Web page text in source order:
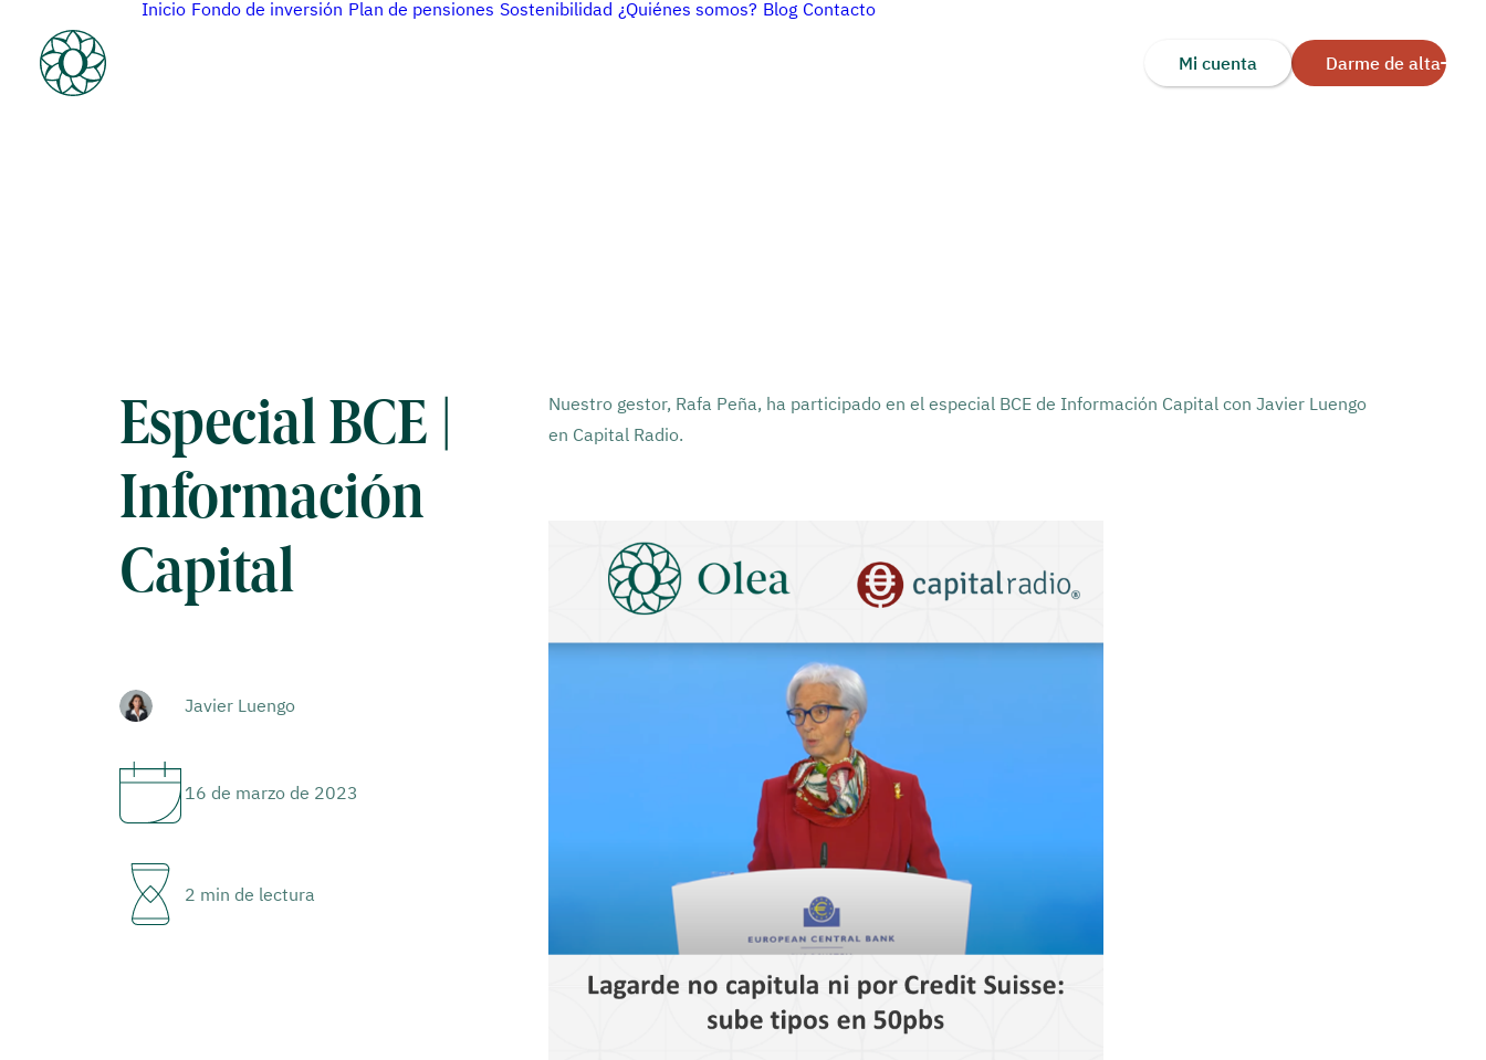
Inicio Fondo de inversión Plan de pensiones Sostenibilidad ¿Quiénes somos? Blog Contacto
Darme de alta
Mi cuenta
Especial BCE |
Información
Capital
Javier Luengo
16 de marzo de 2023
2 min de lectura
Nuestro gestor, Rafa Peña, ha participado en el especial BCE de Información Capital con Javier Luengo
en Capital Radio.